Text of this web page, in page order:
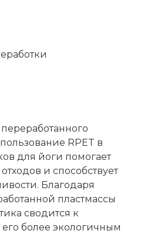
RPET в
для йоги помогает
и способствует
Благодаря
пластмассы
сводится к
более экологичным